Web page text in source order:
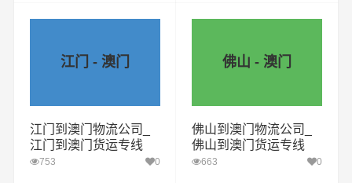
江门 - 澳门
江门到澳门物流公司_
江门到澳门货运专线
753 0
佛山 - 澳门
佛山到澳门物流公司_
佛山到澳门货运专线
663 0